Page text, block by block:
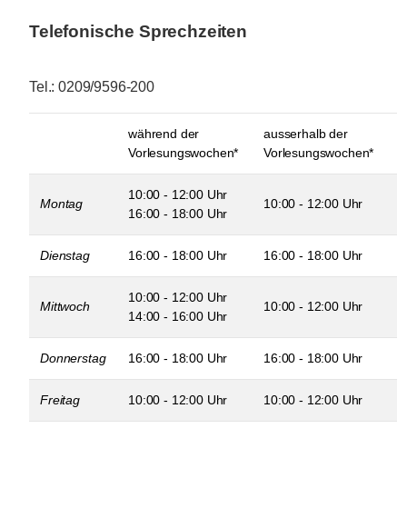
Telefonische Sprechzeiten
Tel.: 0209/9596-200
während der
Vorlesungswochen*
ausserhalb der
Vorlesungswochen*
Montag
10:00 - 12:00 Uhr
16:00 - 18:00 Uhr
10:00 - 12:00 Uhr
Dienstag 16:00 - 18:00 Uhr 16:00 - 18:00 Uhr
Mittwoch
10:00 - 12:00 Uhr
14:00 - 16:00 Uhr
10:00 - 12:00 Uhr
Donnerstag 16:00 - 18:00 Uhr 16:00 - 18:00 Uhr
Freitag 10:00 - 12:00 Uhr 10:00 - 12:00 Uhr